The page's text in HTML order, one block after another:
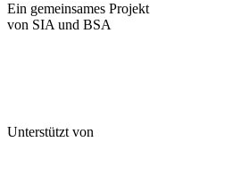
Ein gemeinsames Projekt
von SIA und BSA
Unterstützt von